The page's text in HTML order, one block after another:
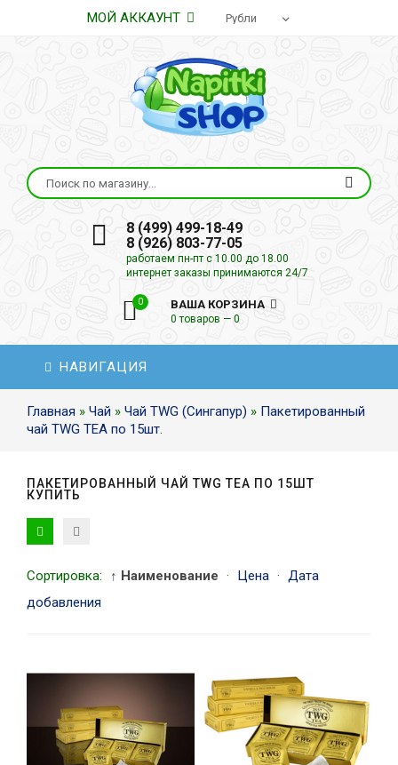
МОЙ АККАУНТ
8 (499) 499-18-49
8 (926) 803-77-05
работаем пн-пт с 10.00 до 18.00
интернет заказы принимаются 24/7
0 ВАША КОРЗИНА
0 товаров — 0
НАВИГАЦИЯ
Главная » Чай » Чай TWG (Сингапур) » Пакетированный
чай TWG TEA по 15шт.
ПАКЕТИРОВАННЫЙ ЧАЙ TWG TEA ПО 15ШТ
КУПИТЬ
Сортировка: ↑ Наименование · Цена · Дата
добавления